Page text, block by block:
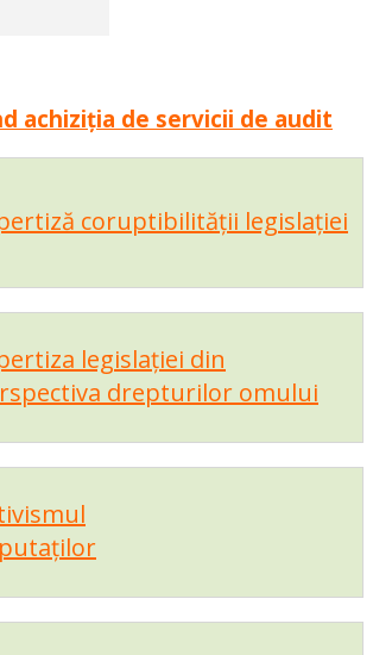
achiziția de servicii de audit
coruptibilității legislației
legislației din
drepturilor omului